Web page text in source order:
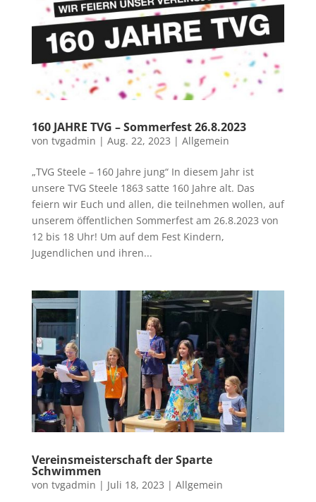
160 JAHRE TVG – Sommerfest 26.8.2023
von tvgadmin | Aug. 22, 2023 | Allgemein
„TVG Steele – 160 Jahre jung“ In diesem Jahr ist
unsere TVG Steele 1863 satte 160 Jahre alt. Das
feiern wir Euch und allen, die teilnehmen wollen, auf
unserem öffentlichen Sommerfest am 26.8.2023 von
12 bis 18 Uhr! Um auf dem Fest Kindern,
Jugendlichen und ihren...
Vereinsmeisterschaft der Sparte
Schwimmen
von tvgadmin | Juli 18, 2023 | Allgemein